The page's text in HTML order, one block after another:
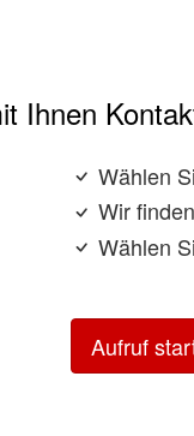
Ihnen
Wählen
Wir
Wählen
Aufruf